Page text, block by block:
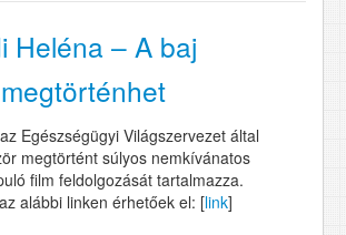
Heléna – A baj
Egészségügyi Világszervezet által
megtörtént súlyos nemkívánatos
film feldolgozását tartalmazza.
alábbi linken érhetőek el: [link]